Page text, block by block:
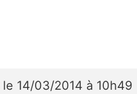
le 14/03/2014 à 10h49